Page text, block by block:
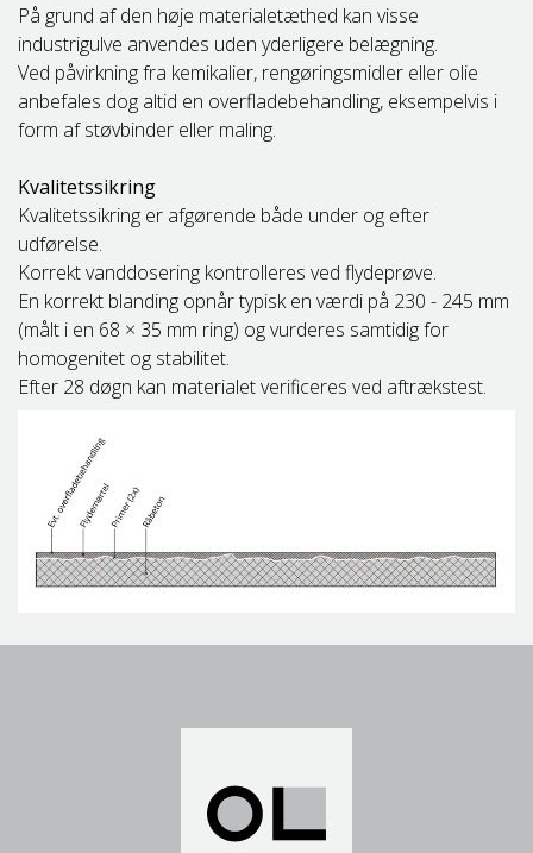
På grund af den høje materialetæthed kan visse
industrigulve anvendes uden yderligere belægning.
Ved påvirkning fra kemikalier, rengøringsmidler eller olie
anbefales dog altid en overfladebehandling, eksempelvis i
form af støvbinder eller maling.
Kvalitetssikring
Kvalitetssikring er afgørende både under og efter
udførelse.
Korrekt vanddosering kontrolleres ved flydeprøve.
En korrekt blanding opnår typisk en værdi på 230 - 245 mm
(målt i en 68 × 35 mm ring) og vurderes samtidig for
homogenitet og stabilitet.
Efter 28 døgn kan materialet verificeres ved aftrækstest.